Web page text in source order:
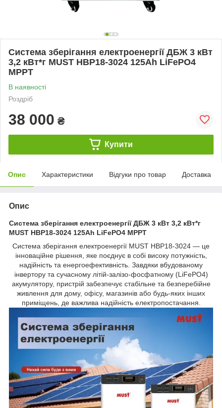
Система зберігання електроенергії ДБЖ 3 кВт
3,2 кВт*г MUST НВР18-3024 125Ah LiFePО4
MPPT
В наявності
Роздріб
38 000 ₴
Купити
Опис Характеристики Відгуки про товар Доставка
Опис
Система зберігання електроенергії ДБЖ 3 кВт 3,2 кВт*г
MUST НВР18-3024 125Ah LiFePО4 MPPT
Система зберігання електроенергії MUST НВР18-3024 — це
інноваційне рішення, яке поєднує в собі високу потужність,
надійність та енергоефективність. Завдяки вбудованому
інвертору та сучасному літій-залізо-фосфатному (LiFePO4)
акумулятору, пристрій забезпечує стабільне та безперебійне
живлення для дому, офісу, магазинів або будь-яких інших
приміщень, де важлива надійність електропостачання.